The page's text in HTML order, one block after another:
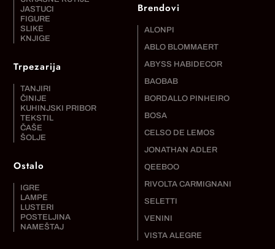
JASTUCI
FIGURE
SLIKE
KNJIGE
Trpezarija
TANJIRI
ČINIJE
KUHINJSKI PRIBOR
TEKSTIL
ČAŠE
ŠOLJE
Ostalo
IGRE
LAMPE
LUSTERI
POSTELJINA
NAMEŠTAJ
Brendovi
ALONPI
ABLO BLOMMAERT
ABYSS HABIDECOR
BAOBAB
BORDALLO PINHEIRO
BOSA
CELSO DE LEMOS
JONATHAN ADLER
QEEBOO
RIVOLTA CARMIGNANI
SELETTI
VENINI
VISTA ALEGRE